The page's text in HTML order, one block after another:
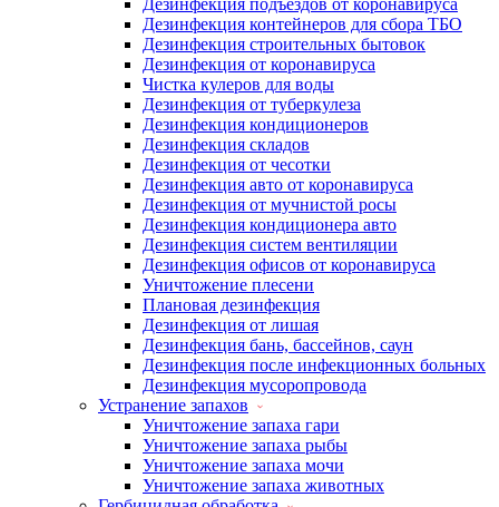
Дезинфекция подъездов от коронавируса
Дезинфекция контейнеров для сбора ТБО
Дезинфекция строительных бытовок
Дезинфекция от коронавируса
Чистка кулеров для воды
Дезинфекция от туберкулеза
Дезинфекция кондиционеров
Дезинфекция складов
Дезинфекция от чесотки
Дезинфекция авто от коронавируса
Дезинфекция от мучнистой росы
Дезинфекция кондиционера авто
Дезинфекция систем вентиляции
Дезинфекция офисов от коронавируса
Уничтожение плесени
Плановая дезинфекция
Дезинфекция от лишая
Дезинфекция бань, бассейнов, саун
Дезинфекция после инфекционных больных
Дезинфекция мусоропровода
Устранение запахов
Уничтожение запаха гари
Уничтожение запаха рыбы
Уничтожение запаха мочи
Уничтожение запаха животных